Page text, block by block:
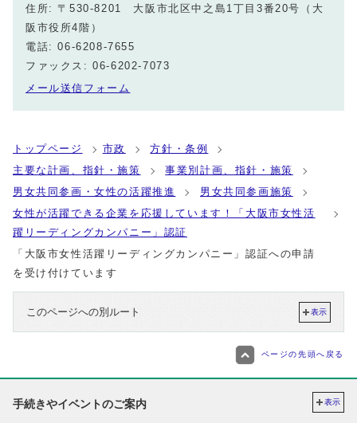
住所: 〒530-8201 大阪市北区中之島1丁目3番20号（大
阪市役所4階）
電話: 06-6208-7655
ファックス: 06-6202-7073
メール送信フォーム
トップページ 市政
方針・条例
主要な計画、指針・施策
事業別計画、指針・施策
男女共同参画・女性の活躍推進
男女共同参画施策
女性が活躍できる企業を応援しています！「大阪市女性活
躍リーディングカンパニー」認証
「大阪市女性活躍リーディングカンパニー」認証への申請
を受け付けています
このページへの別ルート 表示
ページの先頭へ戻る
手続きやイベントのご案内 表示